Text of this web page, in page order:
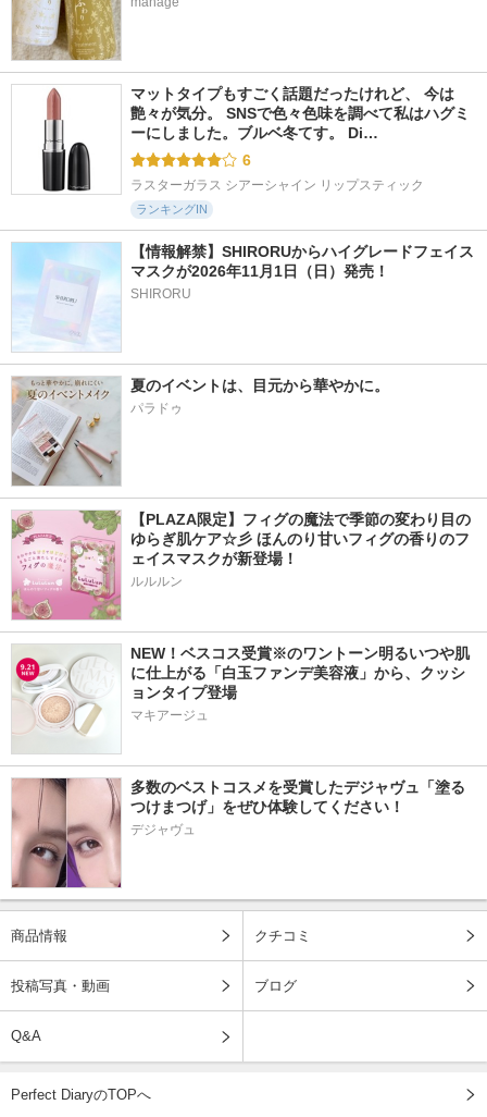
マットタイプもすごく話題だったけれど、 今は
艶々が気分。 SNSで色々色味を調べて私はハグミ
ーにしました。ブルベ冬てす。 Di…
6
ラスターガラス シアーシャイン リップスティック
ランキングIN
【情報解禁】SHIRORUからハイグレードフェイス
マスクが2026年11月1日（日）発売！
SHIRORU
夏のイベントは、目元から華やかに。
パラドゥ
【PLAZA限定】フィグの魔法で季節の変わり目の
ゆらぎ肌ケア☆彡 ほんのり甘いフィグの香りのフ
ェイスマスクが新登場！
ルルルン
NEW！ベスコス受賞※のワントーン明るいつや肌
に仕上がる「白玉ファンデ美容液」から、クッシ
ョンタイプ登場
マキアージュ
多数のベストコスメを受賞したデジャヴュ「塗る
つけまつげ」をぜひ体験してください！
デジャヴュ
商品情報 クチコミ
投稿写真・動画 ブログ
Q&A
Perfect DiaryのTOPへ